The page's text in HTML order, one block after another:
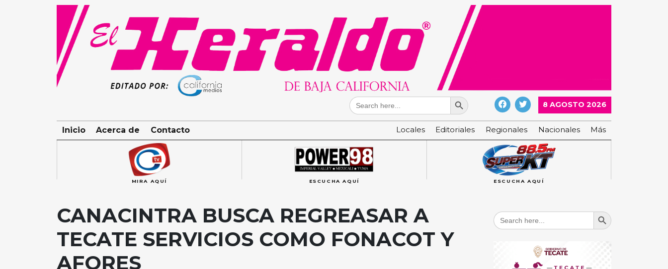
Search
for:
Search Button
8 AGOSTO 2026
Locales Editoriales Regionales Nacionales Más
Inicio Acerca de Contacto
MIRA AQUÍ ESCUCHA AQUÍ ESCUCHA AQUÍ
CANACINTRA BUSCA REGREASAR A
TECATE SERVICIOS COMO FONACOT Y
AFORES
Search
for:
Search Button